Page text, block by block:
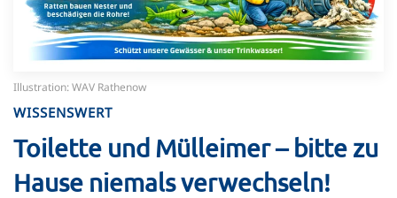
Illustration: WAV Rathenow
WISSENSWERT
Toilette und Mülleimer – bitte zu
Hause niemals verwechseln!